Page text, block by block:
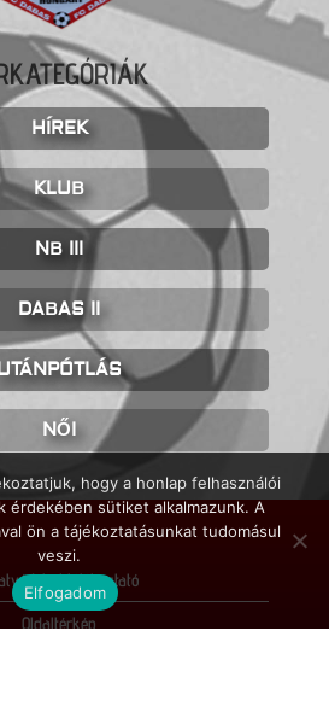
HÍREK
KLUB
NB III
DABAS II
NŐI
tájékoztató
Oldaltérkép
hogy a honlap felhasználói
érdekében sütiket alkalmazunk. A
ön a tájékoztatásunkat tudomásul
veszi.
Elfogadom